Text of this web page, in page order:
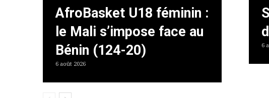
AfroBasket U18 féminin :
le Mali s’impose face au
Bénin (124-20)
6 août 2026
6